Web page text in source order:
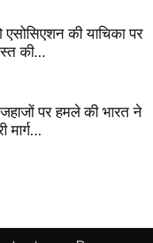
की याचिका पर
की...
पर हमले की भारत ने
मार्ग...